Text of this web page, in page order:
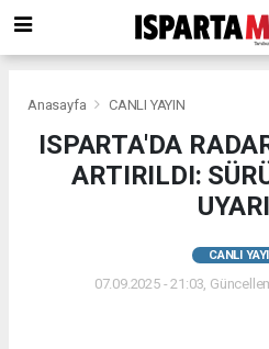
Anasayfa CANLI YAYIN
ISPARTA'DA
ARTIRILDI:
CANLI
07.09.2025 - 21:03,